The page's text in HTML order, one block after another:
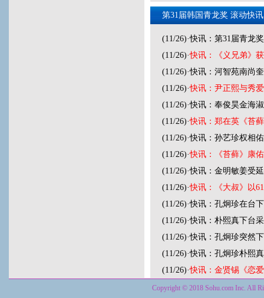
第31届韩国青龙奖 滚动快讯
(11/26)·快讯：第31届青龙
(11/26)·快讯：《义兄弟》
(11/26)·快讯：河智苑南尚
(11/26)·快讯：尹正熙与秀
(11/26)·快讯：奉俊昊金海
(11/26)·快讯：郑在英《苔
(11/26)·快讯：孙艺珍权相
(11/26)·快讯：《苔藓》康
(11/26)·快讯：金明敏姜受
(11/26)·快讯：《大叔》以
(11/26)·快讯：孔炯珍在台
(11/26)·快讯：朴熙真下台
(11/26)·快讯：孔炯珍突然
(11/26)·快讯：孔炯珍朴熙
(11/26)·快讯：金贤锡《恋
Copyright © 2018 Sohu.com Inc. All